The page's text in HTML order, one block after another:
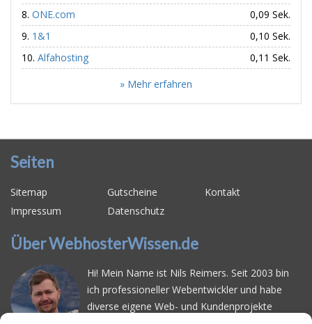
ONE.com
0,09 Sek.
1&1
0,10 Sek.
Alfahosting
0,11 Sek.
» Mehr erfahren
Seiten
Sitemap Gutscheine
Kontakt
Impressum
Datenschutz
Über WebhosterWissen.de
Hi! Mein Name ist Nils Reimers. Seit 2003 bin
ich professioneller Webentwickler und habe
diverse eigene Web- und Kundenprojekte